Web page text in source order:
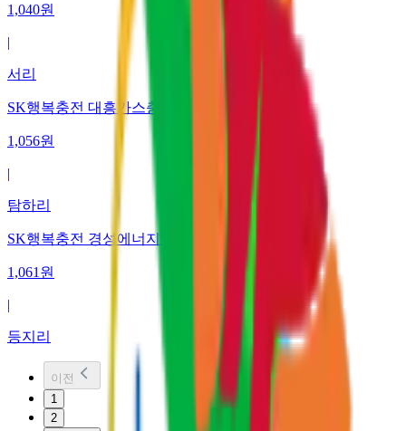
1,040원
|
서리
SK행복충전 대흥가스충전소
1,056원
|
탐하리
SK행복충전 경성에너지주유소/충전소
1,061 원
|
등지리
이전
1
2